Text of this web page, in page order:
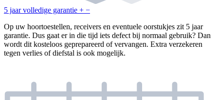
5 jaar volledige garantie + −
Op uw hoortoestellen, receivers en eventuele oorstukjes zit 5 jaar
garantie. Dus gaat er in die tijd iets defect bij normaal gebruik? Dan
wordt dit kosteloos geprepareerd of vervangen. Extra verzekeren
tegen verlies of diefstal is ook mogelijk.